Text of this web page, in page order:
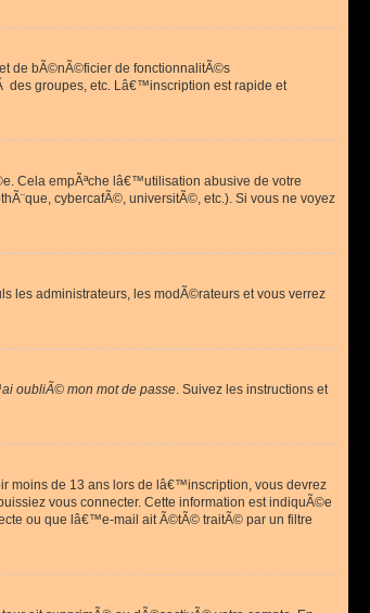
de bÃ©nÃ©ficier de fonctionnalitÃ©s
groupes, etc. Lâ€™inscription est rapide et
Cela empÃªche lâ€™utilisation abusive de votre
cybercafÃ©, universitÃ©, etc.). Si vous ne voyez
les administrateurs, les modÃ©rateurs et vous verrez
oubliÃ© mon mot de passe. Suivez les instructions et
moins de 13 ans lors de lâ€™inscription, vous devrez
vous connecter. Cette information est indiquÃ©e
ou que lâ€™e-mail ait Ã©tÃ© traitÃ© par un filtre